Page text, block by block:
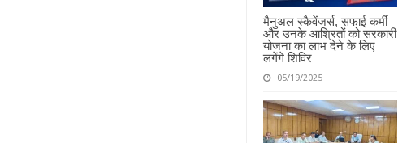
मैनुअल स्कैवेंजर्स, सफाई कर्मी
और उनके आश्रितों को सरकारी
योजना का लाभ देने के लिए
लगेंगे शिविर
05/19/2025